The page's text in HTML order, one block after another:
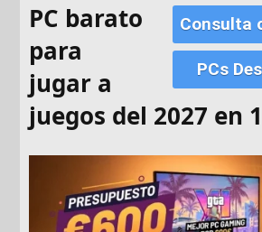
n
Consulta
PCs
PC barato
para
jugar a
juegos del 2027 en